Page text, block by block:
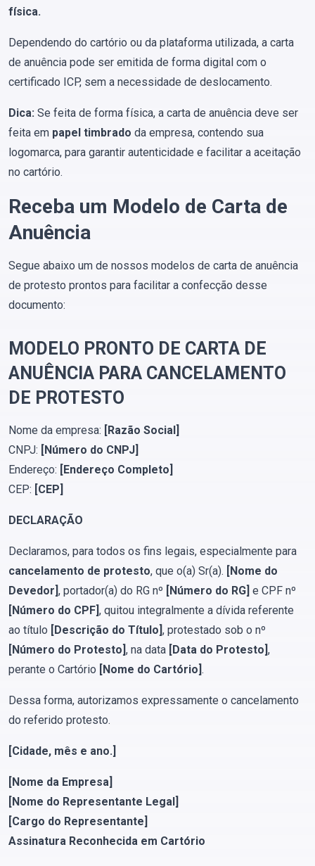
física.
Dependendo do cartório ou da plataforma utilizada, a carta
de anuência pode ser emitida de forma digital com o
certificado ICP, sem a necessidade de deslocamento.
Dica: Se feita de forma física, a carta de anuência deve ser
feita em papel timbrado da empresa, contendo sua
logomarca, para garantir autenticidade e facilitar a aceitação
no cartório.
Receba um Modelo de Carta de
Anuência
Segue abaixo um de nossos modelos de carta de anuência
de protesto prontos para facilitar a confecção desse
documento:
MODELO PRONTO DE CARTA DE
ANUÊNCIA PARA CANCELAMENTO
DE PROTESTO
Nome da empresa: [Razão Social]
CNPJ: [Número do CNPJ]
Endereço: [Endereço Completo]
CEP: [CEP]
DECLARAÇÃO
Declaramos, para todos os fins legais, especialmente para
cancelamento de protesto, que o(a) Sr(a). [Nome do
Devedor], portador(a) do RG nº [Número do RG] e CPF nº
[Número do CPF], quitou integralmente a dívida referente
ao título [Descrição do Título], protestado sob o nº
[Número do Protesto], na data [Data do Protesto],
perante o Cartório [Nome do Cartório].
Dessa forma, autorizamos expressamente o cancelamento
do referido protesto.
[Cidade, mês e ano.]
[Nome da Empresa]
[Nome do Representante Legal]
[Cargo do Representante]
Assinatura Reconhecida em Cartório